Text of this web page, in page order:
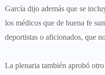
García dijo además que se
los médicos que de buena fe
deportistas o aficionados, que
La plenaria también aprobó